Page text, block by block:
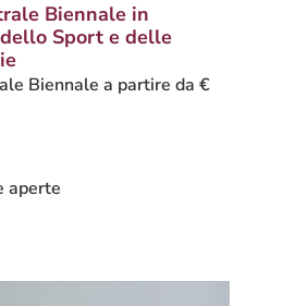
Biennale in
Sport e delle
Biennale a partire da €
aperte